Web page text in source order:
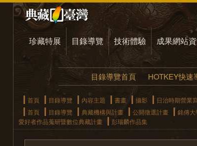
珍藏特展 目錄導覽 技術體驗 成果網站
目錄導覽首頁 HOTKEY快速
首頁 目錄導覽 內容主題 書畫 攝影 日治時期營業
首頁
目錄導覽 典藏機構與計畫 公開徵選計畫 銘傳大
愛好者作品蒐研暨數位典藏計畫
彭瑞麟作品集